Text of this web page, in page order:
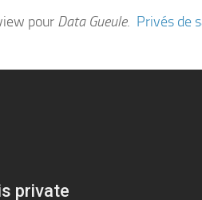
pour Data Gueule. Privés de